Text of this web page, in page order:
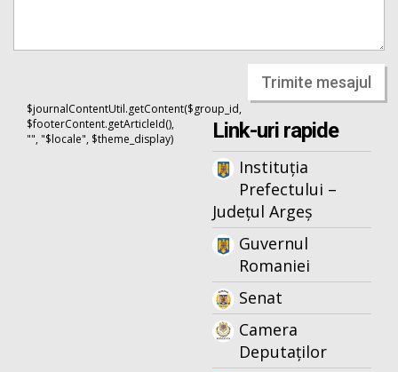
Trimite mesajul
$journalContentUtil.getContent($group_id,
$footerContent.getArticleId(),
"", "$locale", $theme_display)
Link-uri rapide
Instituția
Prefectului –
Județul Argeș
Guvernul
Romaniei
Senat
Camera
Deputaților